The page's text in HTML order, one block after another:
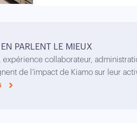
PARLENT LE MIEUX
expérience collaborateur,
de l’impact de Kiamo sur leur